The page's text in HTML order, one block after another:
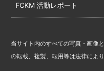
FCKM 活動レポート
当サイト内のすべての写真・画像
の転載、複製、転用等は法律によ